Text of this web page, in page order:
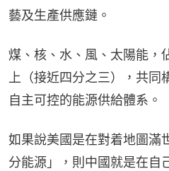
藝及生產供應鏈。
煤、核、水、風、太陽能，
上（接近四分之三），共同
自主可控的能源供給體系。
如果說美國是在對着地圖滿
分能源」，則中國就是在自